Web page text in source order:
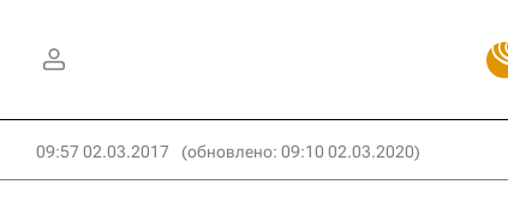
09:57 02.03.2017 (обновлено: 09:10 02.03.2020)